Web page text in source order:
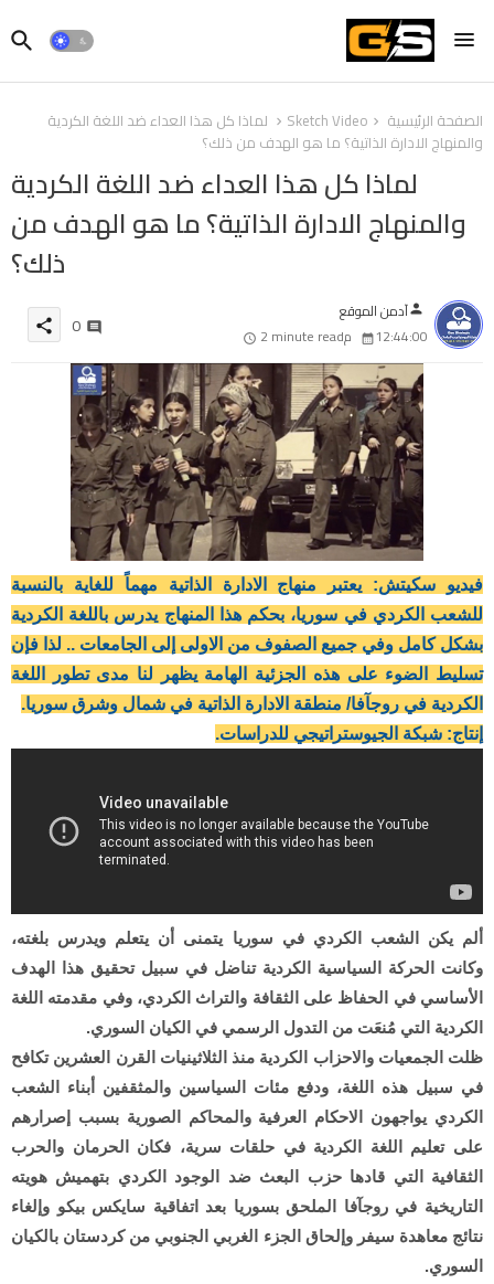
الصفحة الرئيسية Sketch Video
لماذا كل هذا العداء ضد اللغة الكردية
والمنهاج الادارة الذاتية؟ ما هو الهدف من ذلك؟
لماذا كل هذا العداء ضد اللغة الكردية
والمنهاج الادارة الذاتية؟ ما هو الهدف من
ذلك؟
personآدمن الموقع
12:44:00 م
2 minute read
0
share
فيديو سكيتش: يعتبر منهاج الادارة الذاتية مهماً للغاية بالنسبة
للشعب الكردي في سوريا، بحكم هذا المنهاج يدرس باللغة الكردية
بشكل كامل وفي جميع الصفوف من الاولى إلى الجامعات .. لذا فإن
تسليط الضوء على هذه الجزئية الهامة يظهر لنا مدى تطور اللغة
الكردية في روجآفا/ منطقة الادارة الذاتية في شمال وشرق سوريا.
إنتاج: شبكة الجيوستراتيجي للدراسات.
ألم يكن الشعب الكردي في سوريا يتمنى أن يتعلم ويدرس بلغته،
وكانت الحركة السياسية الكردية تناضل في سبيل تحقيق هذا الهدف
الأساسي في الحفاظ على الثقافة والتراث الكردي، وفي مقدمته اللغة
الكردية التي مُنعَت من التدول الرسمي في الكيان السوري.
ظلت الجمعيات والاحزاب الكردية منذ الثلاثينيات القرن العشرين تكافح
في سبيل هذه اللغة، ودفع مئات السياسين والمثقفين أبناء الشعب
الكردي يواجهون الاحكام العرفية والمحاكم الصورية بسبب إصرارهم
على تعليم اللغة الكردية في حلقات سرية، فكان الحرمان والحرب
الثقافية التي قادها حزب البعث ضد الوجود الكردي بتهميش هويته
التاريخية في روجآفا الملحق بسوريا بعد اتفاقية سايكس بيكو وإلغاء
نتائج معاهدة سيفر وإلحاق الجزء الغربي الجنوبي من كردستان بالكيان
السوري.